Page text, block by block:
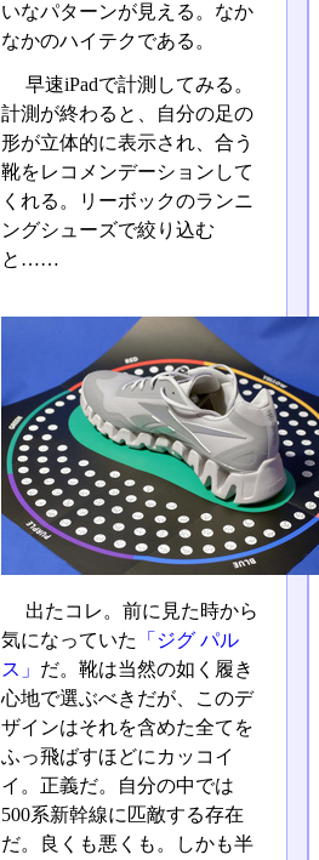
いなパターンが見える。なか
なかのハイテクである。
早速iPadで計測してみる。
計測が終わると、自分の足の
形が立体的に表示され、合う
靴をレコメンデーションして
くれる。リーボックのランニ
ングシューズで絞り込む
と……
出たコレ。前に見た時から
気になっていた
「ジグ パル
ス」 だ。靴は当然の如く履き
心地で選ぶべきだが、このデ
ザインはそれを含めた全てを
ふっ飛ばすほどにカッコイ
イ。正義だ。自分の中では
500系新幹線に匹敵する存在
だ。良くも悪くも。しかも半